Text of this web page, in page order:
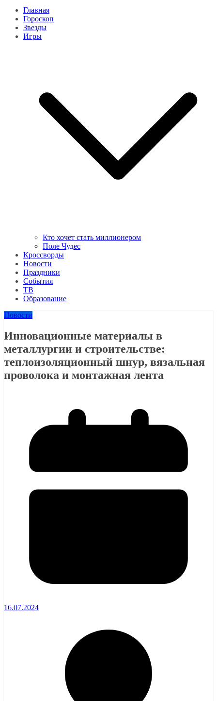
Главная
Гороскоп
Звезды
Игры
Кто хочет стать миллионером
Поле Чудес
Кроссворды
Новости
Праздники
События
ТВ
Образование
Новости
Инновационные материалы в
металлургии и строительстве:
теплоизоляционный шнур, вязальная
проволока и монтажная лента
16.07.2024